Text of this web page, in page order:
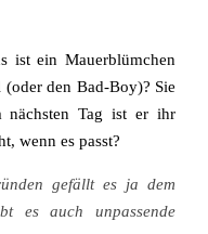
ist ein Mauerblümchen
den Bad-Boy)? Sie
nächsten Tag ist er ihr
wenn es passt?
gefällt es ja dem
es auch unpassende